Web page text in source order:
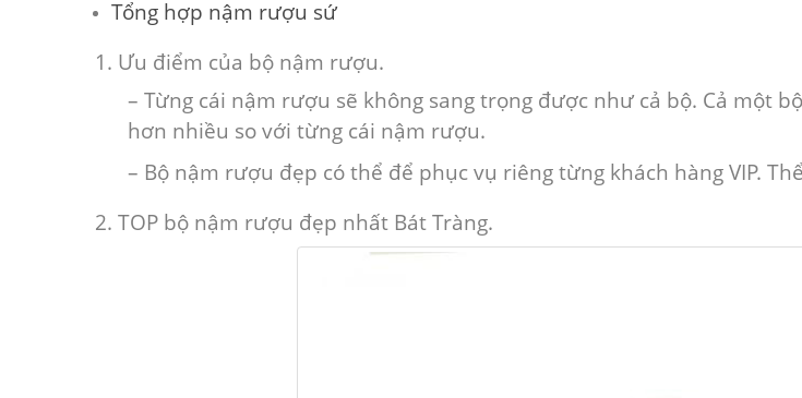
Tổng hợp nậm rượu sứ
1. Ưu điểm của bộ nậm rượu.
– Từng cái nậm rượu sẽ không sang trọng được như cả bộ. Cả một
hơn nhiều so với từng cái nậm rượu.
– Bộ nậm rượu đẹp có thể để phục vụ riêng từng khách hàng VIP.
2. TOP bộ nậm rượu đẹp nhất Bát Tràng.